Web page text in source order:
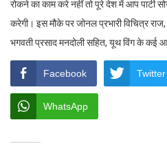
रोकने का काम करे नहीं तो पूरे देश में आप पार्टी
करेगी। इस मौके पर जोनल प्रभारी विचित्र
भगवती प्रसाद मनदोली सहित, यूथ विंग के कई
Facebook Twitter
WhatsApp